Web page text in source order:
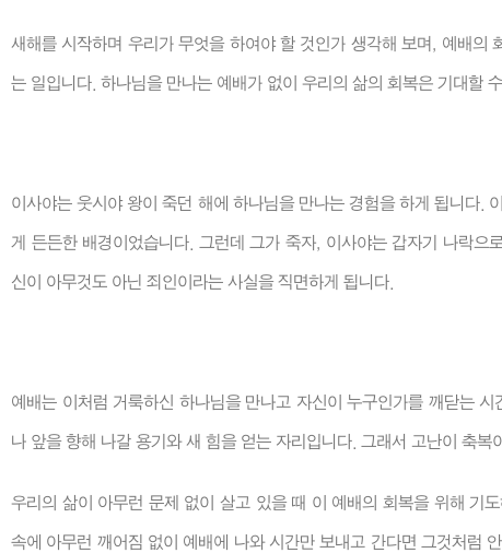
새해를 시작하며 우리가 무엇을 하여야 할 것인가 생각해 보며, 예배
는 일입니다. 하나님을 만나는 예배가 없이 우리의 삶의 회복은 기대할
이사야는 웃시야 왕이 죽던 해에 하나님을 만나는 경험을 하게 됩니다.
게 든든한 배경이었습니다. 그런데 그가 죽자, 이사야는 갑자기 나락
신이 아무것도 아닌 죄인이라는 사실을 직면하게 됩니다.
예배는 이처럼 거룩하신 하나님을 만나고 자신이 누구인가를 깨닫는
나 앞을 향해 나갈 용기와 새 힘을 얻는 자리입니다. 그래서 고난이 축
우리의 삶이 아무런 문제 없이 살고 있을 때 이 예배의 회복을 위해 기
속에 아무런 깨어짐 없이 예배에 나와 시간만 보내고 간다면 그것처럼